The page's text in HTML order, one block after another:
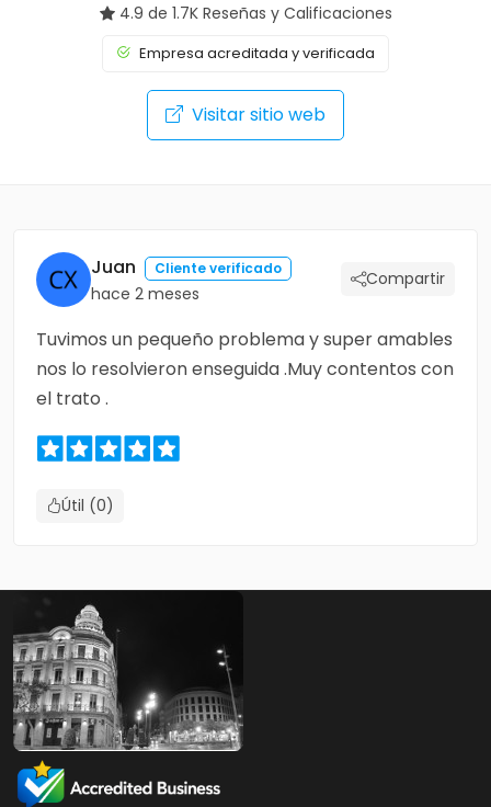
4.9 de 1.7K Reseñas y Calificaciones
Empresa acreditada y verificada
Visitar sitio web
Juan Cliente verificado
hace 2 meses
Compartir
Tuvimos un pequeño problema y super amables
nos lo resolvieron enseguida .Muy contentos con
el trato .
Útil (0)